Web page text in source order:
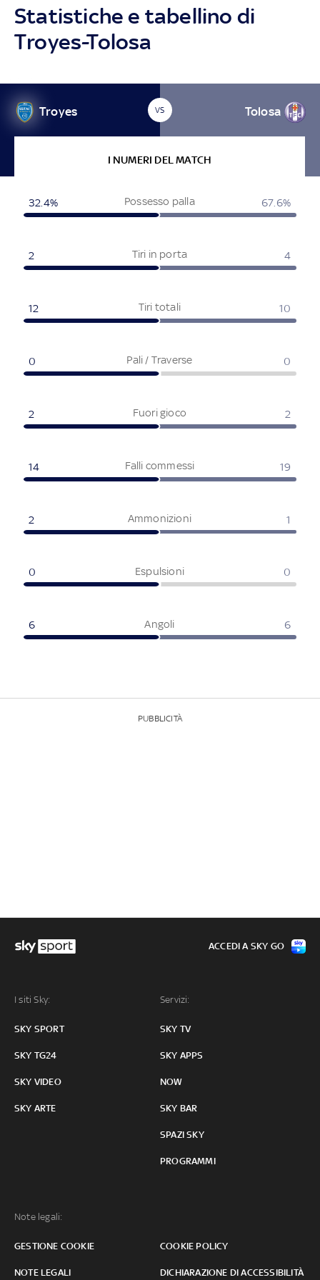
Statistiche e tabellino di
Troyes-Tolosa
Troyes VS Tolosa
I NUMERI DEL MATCH
Possesso palla
32.4% 67.6%
Tiri in porta
2 4
Tiri totali
12 10
Pali / Traverse
0 0
Fuori gioco
2 2
Falli commessi
14 19
Ammonizioni
2 1
Espulsioni
0 0
Angoli
6 6
PUBBLICITÀ
I siti Sky:
SKY SPORT
SKY TG24
SKY VIDEO
SKY ARTE
Servizi:
SKY TV
SKY APPS
NOW
SKY BAR
SPAZI SKY
PROGRAMMI
Note legali:
GESTIONE COOKIE COOKIE POLICY
NOTE LEGALI DICHIARAZIONE DI ACCESSIBILITÀ
ACCEDI A SKY GO